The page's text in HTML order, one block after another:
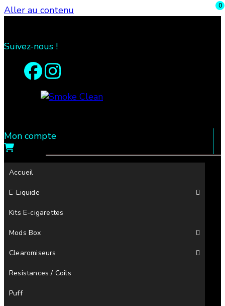
Aller au contenu
Suivez-nous !
Smoke Clean
Fumée propre à Etampes 91150 en Essonne 91,
France
Mon compte
0
Accueil
E-Liquide
Kits E-cigarettes
Mods Box
Clearomiseurs
Resistances / Coils
Puff